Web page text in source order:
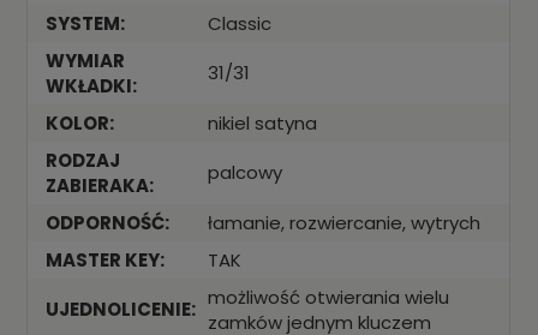
SYSTEM:
Classic
WYMIAR
WKŁADKI:
31/31
KOLOR:
nikiel satyna
RODZAJ
ZABIERAKA:
palcowy
ODPORNOŚĆ:
łamanie, rozwiercanie, wytrych
MASTER KEY:
TAK
UJEDNOLICENIE: możliwość otwierania wielu
zamków jednym kluczem